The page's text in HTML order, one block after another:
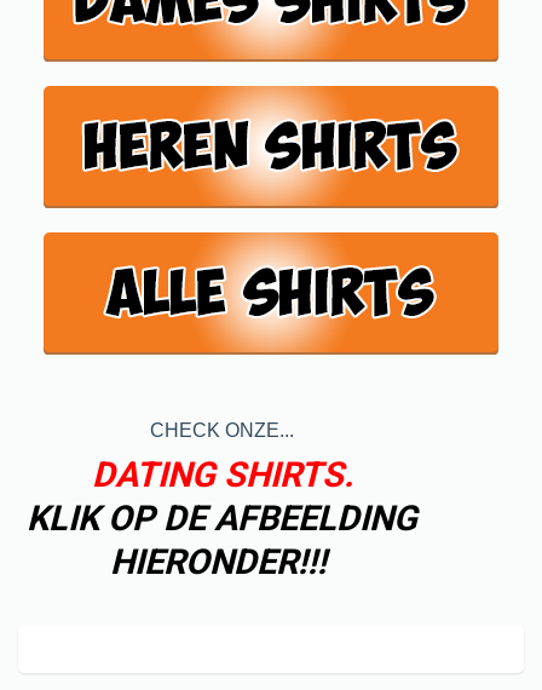
CHECK ONZE...
DATING SHIRTS.
KLIK OP DE AFBEELDING
HIERONDER!!!